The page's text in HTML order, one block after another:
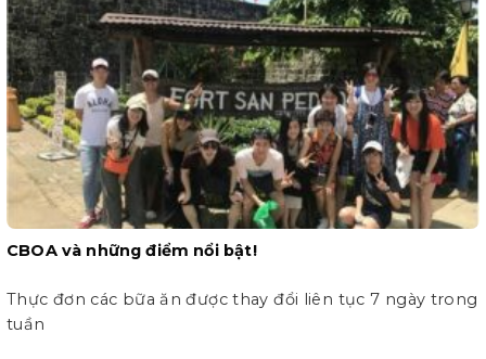
CBOA và những điểm nổi bật!
Thực đơn các bữa ăn được thay đổi liên tục 7 ngày trong
tuần